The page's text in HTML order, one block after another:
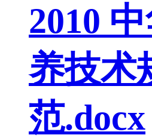
2010
养技术
范.docx